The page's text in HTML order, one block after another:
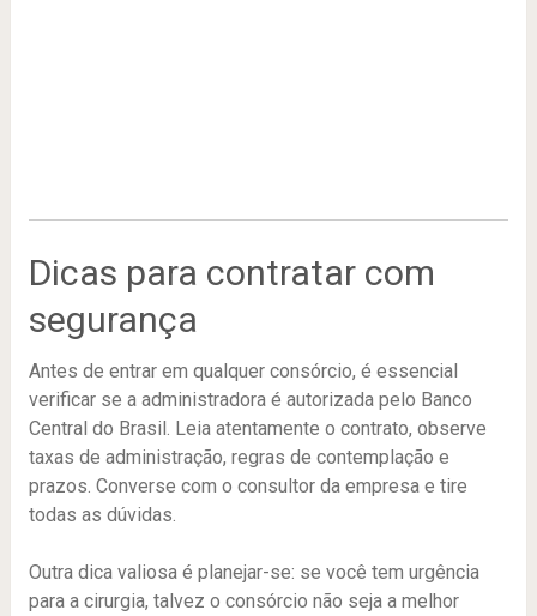
Dicas para contratar com
segurança
Antes de entrar em qualquer consórcio, é essencial
verificar se a administradora é autorizada pelo Banco
Central do Brasil. Leia atentamente o contrato, observe
taxas de administração, regras de contemplação e
prazos. Converse com o consultor da empresa e tire
todas as dúvidas.
Outra dica valiosa é planejar-se: se você tem urgência
para a cirurgia, talvez o consórcio não seja a melhor